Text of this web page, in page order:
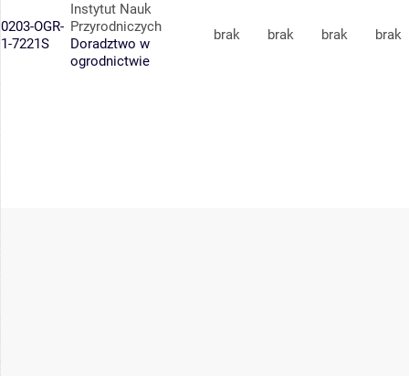
0203-OGR-
1-7221S
Instytut Nauk
Przyrodniczych
Doradztwo w
ogrodnictwie
brak brak brak brak